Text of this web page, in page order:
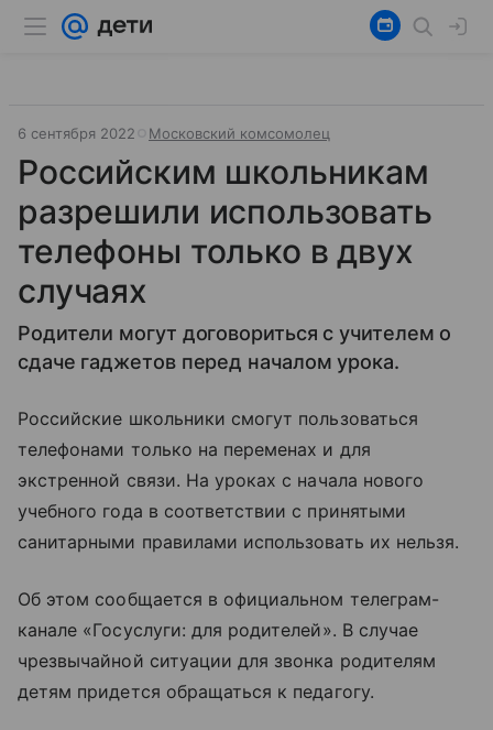
6 сентября 2022 Московский комсомолец
Российским школьникам
разрешили использовать
телефоны только в двух
случаях
Родители могут договориться с учителем о
сдаче гаджетов перед началом урока.
Российские школьники смогут пользоваться
телефонами только на переменах и для
экстренной связи. На уроках с начала нового
учебного года в соответствии с принятыми
санитарными правилами использовать их нельзя.
Об этом сообщается в официальном телеграм-
канале «Госуслуги: для родителей». В случае
чрезвычайной ситуации для звонка родителям
детям придется обращаться к педагогу.